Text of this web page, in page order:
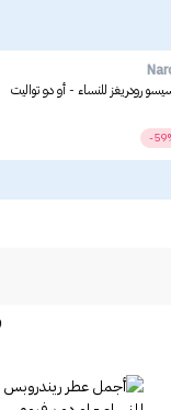
رودريغز للنساء - أو دو تواليت
-